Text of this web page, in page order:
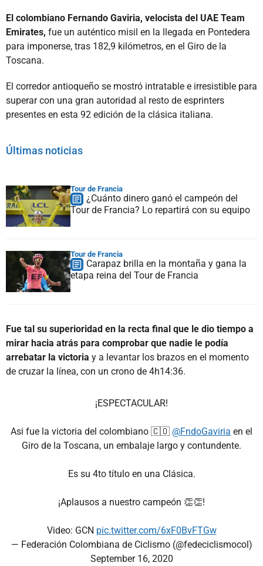
El colombiano Fernando Gaviria, velocista del UAE Team
Emirates, fue un auténtico misil en la llegada en Pontedera
para imponerse, tras 182,9 kilómetros, en el Giro de la
Toscana.
El corredor antioqueño se mostró intratable e irresistible para
superar con una gran autoridad al resto de esprinters
presentes en esta 92 edición de la clásica italiana.
Últimas noticias
Tour de Francia
¿Cuánto dinero ganó el campeón del
Tour de Francia? Lo repartirá con su equipo
Tour de Francia
Carapaz brilla en la montaña y gana la
etapa reina del Tour de Francia
Fue tal su superioridad en la recta final que le dio tiempo a
mirar hacia atrás para comprobar que nadie le podía
arrebatar la victoria y a levantar los brazos en el momento
de cruzar la línea, con un crono de 4h14:36.
¡ESPECTACULAR!
Asi fue la victoria del colombiano 🇨🇴 @FndoGaviria en el
Giro de la Toscana, un embalaje largo y contundente.
Es su 4to título en una Clásica.
¡Aplausos a nuestro campeón 👏👏!
Video: GCN pic.twitter.com/6xF0BvFTGw
— Federación Colombiana de Ciclismo (@fedeciclismocol)
September 16, 2020